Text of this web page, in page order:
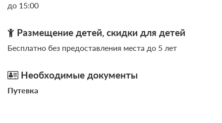
до 15:00
Размещение детей, скидки для детей
Бесплатно без предоставления места до 5 лет
Необходимые документы
Путевка